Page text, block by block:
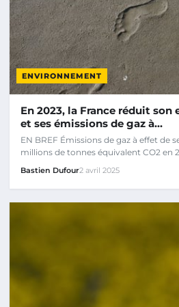
ENVIRONNEMENT
En 2023, la France réduit
et ses émissions de gaz à…
EN BREF Émissions de gaz à effet de
millions de tonnes équivalent CO2 en
Bastien Dufour2 avril 2025